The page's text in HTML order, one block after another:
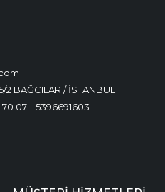
BAĞCILAR / İSTANBUL
70 07
5396691603